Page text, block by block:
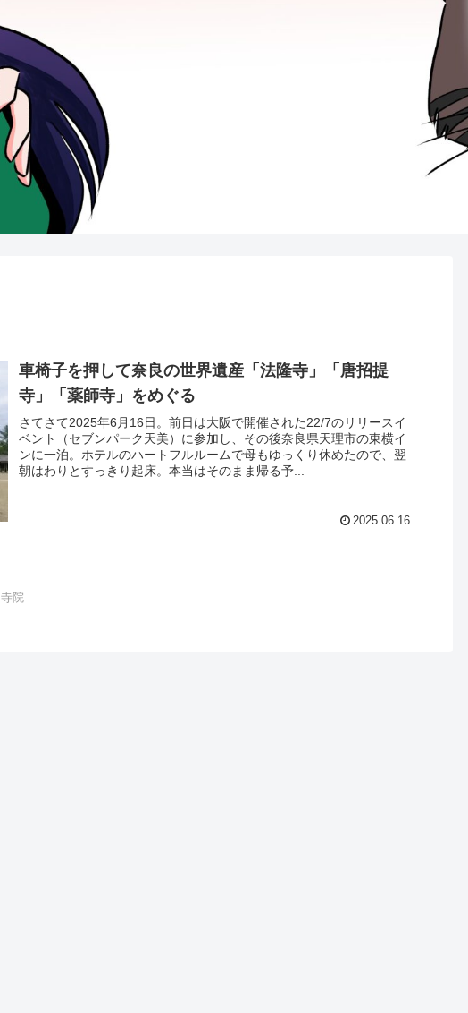
車椅子を押して奈良の世界遺産「法隆寺」「唐招提
寺」「薬師寺」をめぐる
さてさて2025年6月16日。前日は大阪で開催された22/7のリリースイ
ベント（セブンパーク天美）に参加し、その後奈良県天理市の東横イ
ンに一泊。ホテルのハートフルルームで母もゆっくり休めたので、翌
朝はわりとすっきり起床。本当はそのまま帰る予...
2025.06.16
寺院